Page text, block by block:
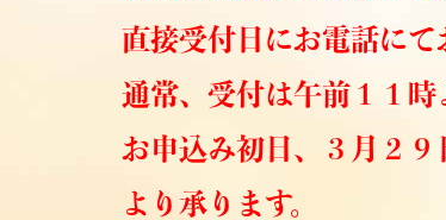
直接受付日にお電話にて
通常、受付は午前１１時
お申込み初日、３月２９
より承ります。